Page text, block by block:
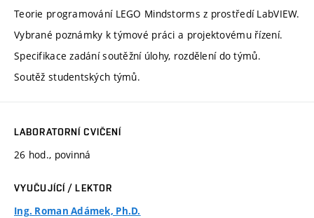
Teorie programování LEGO Mindstorms z prostředí LabVIEW.
Vybrané poznámky k týmové práci a projektovému řízení.
Specifikace zadání soutěžní úlohy, rozdělení do týmů.
Soutěž studentských týmů.
LABORATORNÍ CVIČENÍ
26 hod., povinná
VYUČUJÍCÍ / LEKTOR
Ing. Roman Adámek, Ph.D.